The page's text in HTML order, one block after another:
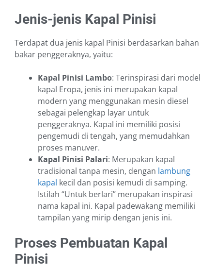
Jenis-jenis Kapal Pinisi
Terdapat dua jenis kapal Pinisi berdasarkan bahan
bakar penggeraknya, yaitu:
Kapal Pinisi Lambo: Terinspirasi dari model
kapal Eropa, jenis ini merupakan kapal
modern yang menggunakan mesin diesel
sebagai pelengkap layar untuk
penggeraknya. Kapal ini memiliki posisi
pengemudi di tengah, yang memudahkan
proses manuver.
Kapal Pinisi Palari: Merupakan kapal
tradisional tanpa mesin, dengan lambung
kapal kecil dan posisi kemudi di samping.
Istilah “Untuk berlari” merupakan inspirasi
nama kapal ini. Kapal padewakang memiliki
tampilan yang mirip dengan jenis ini.
Proses Pembuatan Kapal
Pinisi